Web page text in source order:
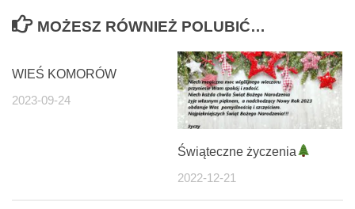
MOŻESZ RÓWNIEŻ POLUBIĆ…
WIEŚ KOMORÓW
2023-09-24
Świąteczne życzenia
2022-12-21